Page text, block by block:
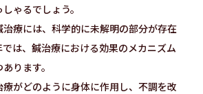
ゃるでしょう。
療には、科学的に未解明の部分が存在
では、鍼治療における効果のメカニズム
ります。
がどのように身体に作用し、不調を改